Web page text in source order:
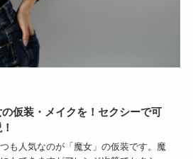
仮装・メイクを！セクシーで可
も人気なのが「魔女」の仮装です。魔